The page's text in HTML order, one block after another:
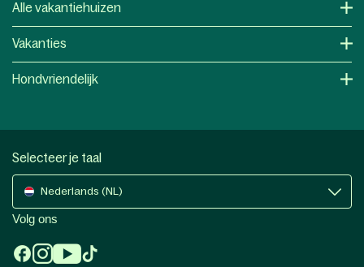
Alle vakantiehuizen
Vakanties
Hondvriendelijk
Selecteer je taal
Nederlands (NL)
Volg ons